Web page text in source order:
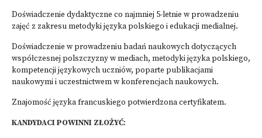
Doświadczenie dydaktyczne co najmniej 5-letnie w prowadzeniu
zajęć z zakresu metodyki języka polskiego i edukacji medialnej.
Doświadczenie w prowadzeniu badań naukowych dotyczących
współczesnej polszczyzny w mediach, metodyki języka polskiego,
kompetencji językowych uczniów, poparte publikacjami
naukowymi i uczestnictwem w konferencjach naukowych.
Znajomość języka francuskiego potwierdzona certyfikatem.
KANDYDACI POWINNI ZŁOŻYĆ: